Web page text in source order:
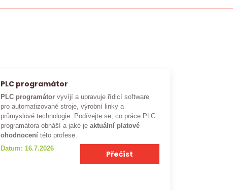
PLC programátor
PLC programátor vyvíjí a upravuje řídicí software
pro automatizované stroje, výrobní linky a
průmyslové technologie. Podívejte se, co práce PLC
programátora obnáší a jaké je aktuální platové
ohodnocení této profese.
Datum: 16.7.2026
Přečíst